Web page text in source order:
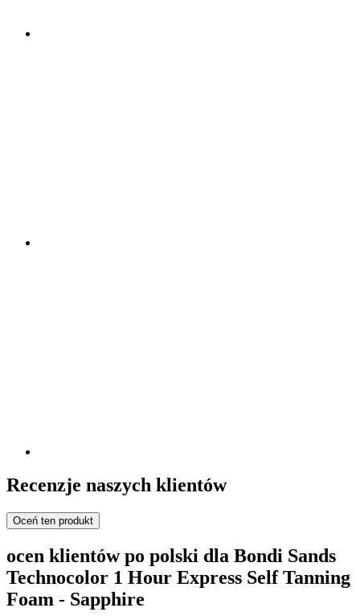
Recenzje naszych klientów
Oceń ten produkt
ocen klientów po polski dla Bondi Sands
Technocolor 1 Hour Express Self Tanning
Foam - Sapphire